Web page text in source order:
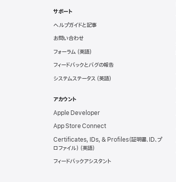
サポート
ヘルプガイドと記事
お問い合わせ
フォーラム
フィードバックとバグの報告
システムステータス
アカウント
Apple Developer
App Store Connect
Certificates, IDs, & Profiles（証明書、ID、プ
ロファイル）
フィードバックアシスタント